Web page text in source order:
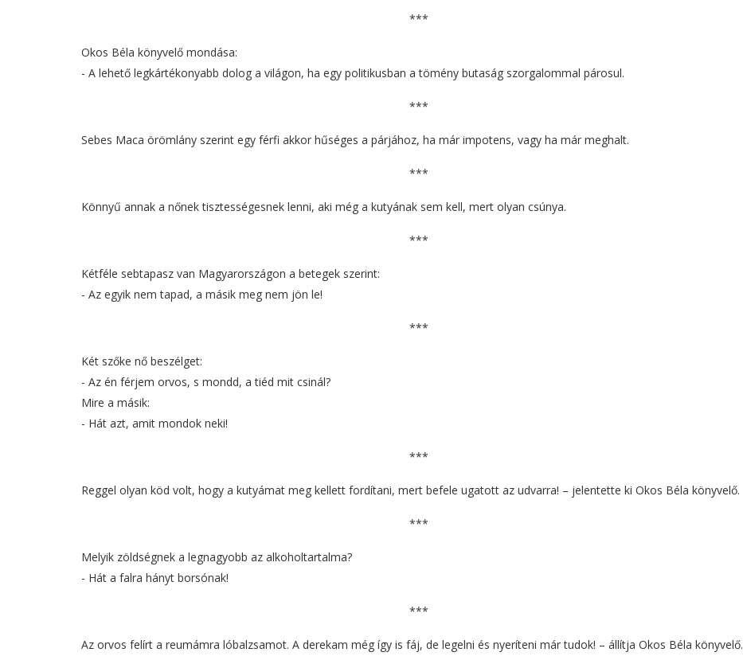
***
Okos Béla könyvelő mondása:
- A lehető legkártékonyabb dolog a világon, ha egy politikusban a tömény butaság szorgalommal párosul.
***
Sebes Maca örömlány szerint egy férfi akkor hűséges a párjához, ha már impotens, vagy ha már meghalt.
***
Könnyű annak a nőnek tisztességesnek lenni, aki még a kutyának sem kell, mert olyan csúnya.
***
Kétféle sebtapasz van Magyarországon a betegek szerint:
- Az egyik nem tapad, a másik meg nem jön le!
***
Két szőke nő beszélget:
- Az én férjem orvos, s mondd, a tiéd mit csinál?
Mire a másik:
- Hát azt, amit mondok neki!
***
Reggel olyan köd volt, hogy a kutyámat meg kellett fordítani, mert befele ugatott az udvarra! – jelentette ki Okos Béla könyvelő.
***
Melyik zöldségnek a legnagyobb az alkoholtartalma?
- Hát a falra hányt borsónak!
***
Az orvos felírt a reumámra lóbalzsamot. A derekam még így is fáj, de legelni és nyeríteni már tudok! – állítja Okos Béla könyvelő.